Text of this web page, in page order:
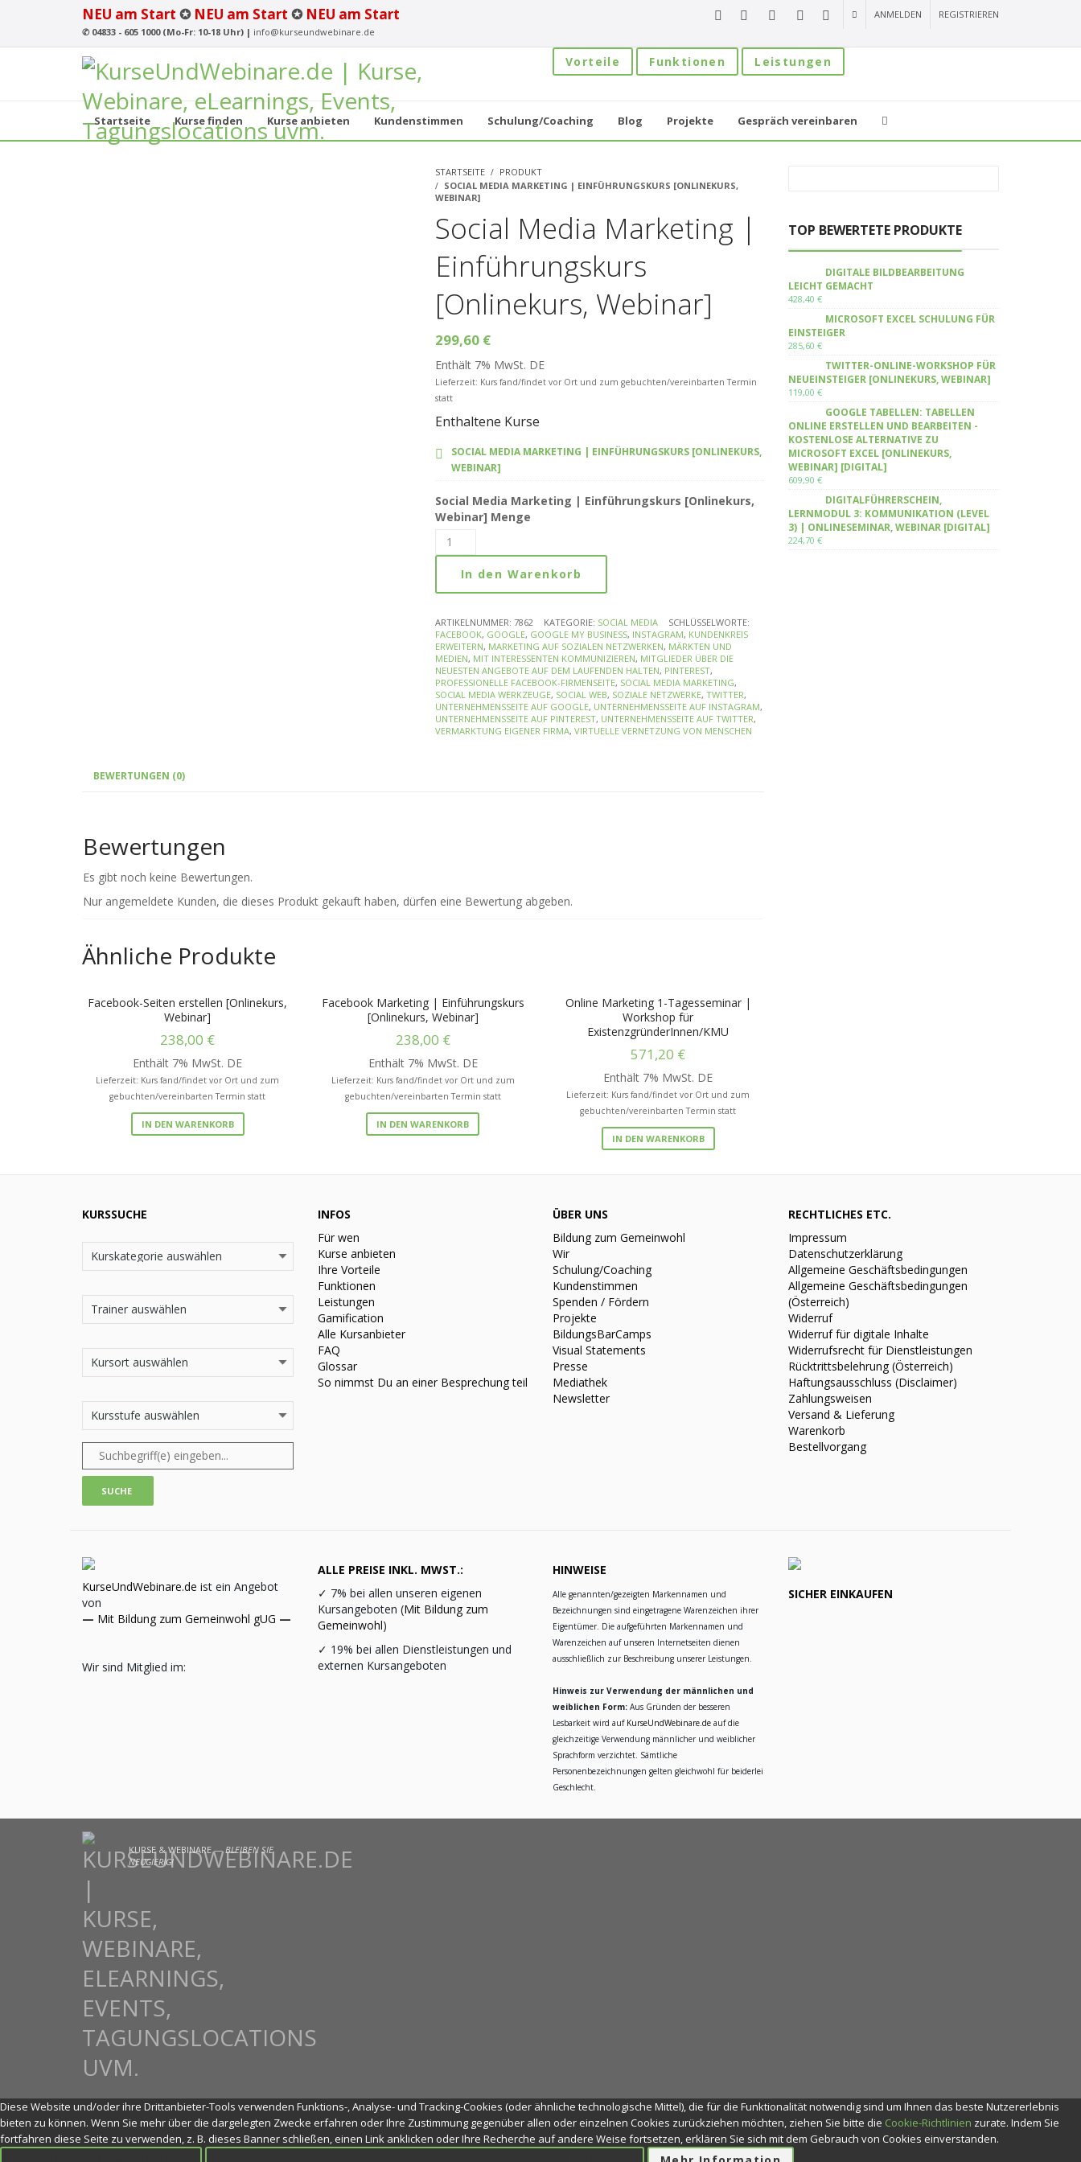
NEU am Start ✪ NEU am Start ✪ NEU am Start
✆04833 - 605 1000 (Mo-Fr: 10-18 Uhr) | info@kurseundwebinare.de
ANMELDEN REGISTRIEREN
Vorteile Funktionen Leistungen
Startseite Kurse finden Kurse anbieten Kundenstimmen Schulung/Coaching Blog Projekte Gespräch vereinbaren
STARTSEITE
PRODUKT
SOCIAL MEDIA MARKETING | EINFÜHRUNGSKURS [ONLINEKURS,
WEBINAR]
Social Media Marketing |
Einführungskurs
[Onlinekurs, Webinar]
299,60 €
Enthält 7% MwSt. DE
Lieferzeit: Kurs fand/findet vor Ort und zum gebuchten/vereinbarten Termin
statt
Enthaltene Kurse
SOCIAL MEDIA MARKETING | EINFÜHRUNGSKURS [ONLINEKURS,
WEBINAR]
Social Media Marketing | Einführungskurs [Onlinekurs,
Webinar] Menge
In den Warenkorb
ARTIKELNUMMER: 7862 KATEGORIE: SOCIAL MEDIA
SCHLÜSSELWORTE:
FACEBOOK, GOOGLE, GOOGLE MY BUSINESS, INSTAGRAM, KUNDENKREIS
ERWEITERN, MARKETING AUF SOZIALEN NETZWERKEN, MÄRKTEN UND
MEDIEN, MIT INTERESSENTEN KOMMUNIZIEREN, MITGLIEDER ÜBER DIE
NEUESTEN ANGEBOTE AUF DEM LAUFENDEN HALTEN, PINTEREST,
PROFESSIONELLE FACEBOOK-FIRMENSEITE, SOCIAL MEDIA MARKETING,
SOCIAL MEDIA WERKZEUGE, SOCIAL WEB, SOZIALE NETZWERKE, TWITTER,
UNTERNEHMENSSEITE AUF GOOGLE, UNTERNEHMENSSEITE AUF INSTAGRAM,
UNTERNEHMENSSEITE AUF PINTEREST, UNTERNEHMENSSEITE AUF TWITTER,
VERMARKTUNG EIGENER FIRMA, VIRTUELLE VERNETZUNG VON MENSCHEN
BEWERTUNGEN (0)
Bewertungen
Es gibt noch keine Bewertungen.
Nur angemeldete Kunden, die dieses Produkt gekauft haben, dürfen eine Bewertung abgeben.
Ähnliche Produkte
Facebook-Seiten erstellen [Onlinekurs,
Webinar]
238,00 €
Enthält 7% MwSt. DE
Lieferzeit: Kurs fand/findet vor Ort und zum
gebuchten/vereinbarten Termin statt
IN DEN WARENKORB
Facebook Marketing | Einführungskurs
[Onlinekurs, Webinar]
238,00 €
Enthält 7% MwSt. DE
Lieferzeit: Kurs fand/findet vor Ort und zum
gebuchten/vereinbarten Termin statt
IN DEN WARENKORB
Online Marketing 1-Tagesseminar |
Workshop für
ExistenzgründerInnen/KMU
571,20 €
Enthält 7% MwSt. DE
Lieferzeit: Kurs fand/findet vor Ort und zum
gebuchten/vereinbarten Termin statt
IN DEN WARENKORB
TOP BEWERTETE PRODUKTE
DIGITALE BILDBEARBEITUNG
LEICHT GEMACHT
428,40 €
MICROSOFT EXCEL SCHULUNG FÜR
EINSTEIGER
285,60 €
TWITTER-ONLINE-WORKSHOP FÜR
NEUEINSTEIGER [ONLINEKURS, WEBINAR]
119,00 €
GOOGLE TABELLEN: TABELLEN
ONLINE ERSTELLEN UND BEARBEITEN -
KOSTENLOSE ALTERNATIVE ZU
MICROSOFT EXCEL [ONLINEKURS,
WEBINAR] [DIGITAL]
609,90 €
DIGITALFÜHRERSCHEIN,
LERNMODUL 3: KOMMUNIKATION (LEVEL
3) | ONLINESEMINAR, WEBINAR [DIGITAL]
224,70 €
KURSSUCHE
INFOS
Für wen
Kurse anbieten
Ihre Vorteile
Funktionen
Leistungen
Gamification
Alle Kursanbieter
FAQ
Glossar
So nimmst Du an einer Besprechung teil
ÜBER UNS
Bildung zum Gemeinwohl
Wir
Schulung/Coaching
Kundenstimmen
Spenden / Fördern
Projekte
BildungsBarCamps
Visual Statements
Presse
Mediathek
Newsletter
RECHTLICHES ETC.
Impressum
Datenschutzerklärung
Allgemeine Geschäftsbedingungen
Allgemeine Geschäftsbedingungen
(Österreich)
Widerruf
Widerruf für digitale Inhalte
Widerrufsrecht für Dienstleistungen
Rücktrittsbelehrung (Österreich)
Haftungsausschluss (Disclaimer)
Zahlungsweisen
Versand & Lieferung
Warenkorb
Bestellvorgang
KurseUndWebinare.de ist ein Angebot
von
— Mit Bildung zum Gemeinwohl gUG —
Wir sind Mitglied im:
ALLE PREISE INKL. MWST.:
✓ 7% bei allen unseren eigenen
Kursangeboten (Mit Bildung zum
Gemeinwohl)
✓ 19% bei allen Dienstleistungen und
externen Kursangeboten
HINWEISE
Alle genannten/gezeigten Markennamen und
Bezeichnungen sind eingetragene Warenzeichen ihrer
Eigentümer. Die aufgeführten Markennamen und
Warenzeichen auf unseren Internetseiten dienen
ausschließlich zur Beschreibung unserer Leistungen.
Hinweis zur Verwendung der männlichen und
weiblichen Form: Aus Gründen der besseren
Lesbarkeit wird auf KurseUndWebinare.de auf die
gleichzeitige Verwendung männlicher und weiblicher
Sprachform verzichtet. Sämtliche
Personenbezeichnungen gelten gleichwohl für beiderlei
Geschlecht.
SICHER EINKAUFEN
KURSE & WEBINARE —BLEIBEN SIE
NEUGIERIG!
Diese Website und/oder ihre Drittanbieter-Tools verwenden Funktions-, Analyse- und Tracking-Cookies (oder ähnliche technologische Mittel), die für die Funktionalität notwendig sind um Ihnen das beste Nutzererlebnis
bieten zu können. Wenn Sie mehr über die dargelegten Zwecke erfahren oder Ihre Zustimmung gegenüber allen oder einzelnen Cookies zurückziehen möchten, ziehen Sie bitte die Cookie-Richtlinien zurate. Indem Sie
fortfahren diese Seite zu verwenden, z. B. dieses Banner schließen, einen Link anklicken oder Ihre Recherche auf andere Weise fortsetzen, erklären Sie sich mit dem Gebrauch von Cookies einverstanden.